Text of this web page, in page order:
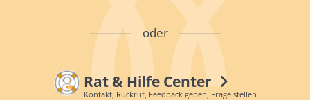
oder
Rat & Hilfe Center
Kontakt, Rückruf, Feedback geben, Frage stellen